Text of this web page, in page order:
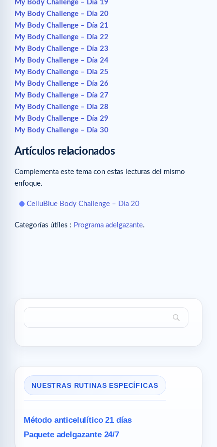
My Body Challenge – Día 19
My Body Challenge – Día 20
My Body Challenge – Día 21
My Body Challenge – Día 22
My Body Challenge – Día 23
My Body Challenge – Día 24
My Body Challenge – Día 25
My Body Challenge – Día 26
My Body Challenge – Día 27
My Body Challenge – Día 28
My Body Challenge – Día 29
My Body Challenge – Día 30
Artículos relacionados
Complementa este tema con estas lecturas del mismo
enfoque.
CelluBlue Body Challenge – Día 20
Categorías útiles : Programa adelgazante.
NUESTRAS RUTINAS ESPECÍFICAS
Método anticelulítico 21 días
Paquete adelgazante 24/7